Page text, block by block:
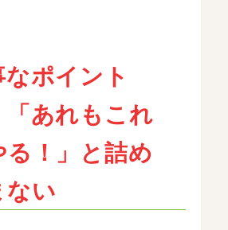
ポイント
「あれもこれ
る！」と詰め
い